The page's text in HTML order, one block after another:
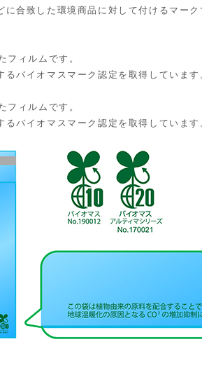
合致した環境商品に対して付けるマーク
フィルムです。
バイオマスマーク認定を取得しています
フィルムです。
バイオマスマーク認定を取得しています